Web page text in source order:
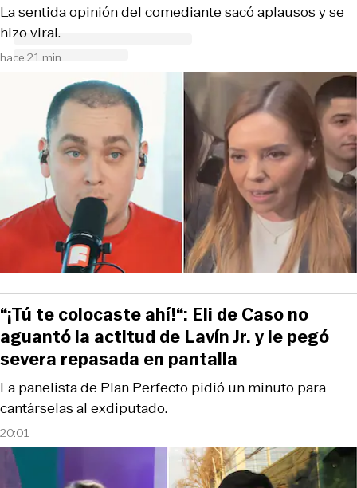
hace 21 min
La sentida opinión del comediante sacó aplausos y se
hizo viral.
20:01
La panelista de Plan Perfecto pidió un minuto para
cantárselas al exdiputado.
“¡Tú te colocaste ahí!“: Eli de Caso no
aguantó la actitud de Lavín Jr. y le pegó
severa repasada en pantalla